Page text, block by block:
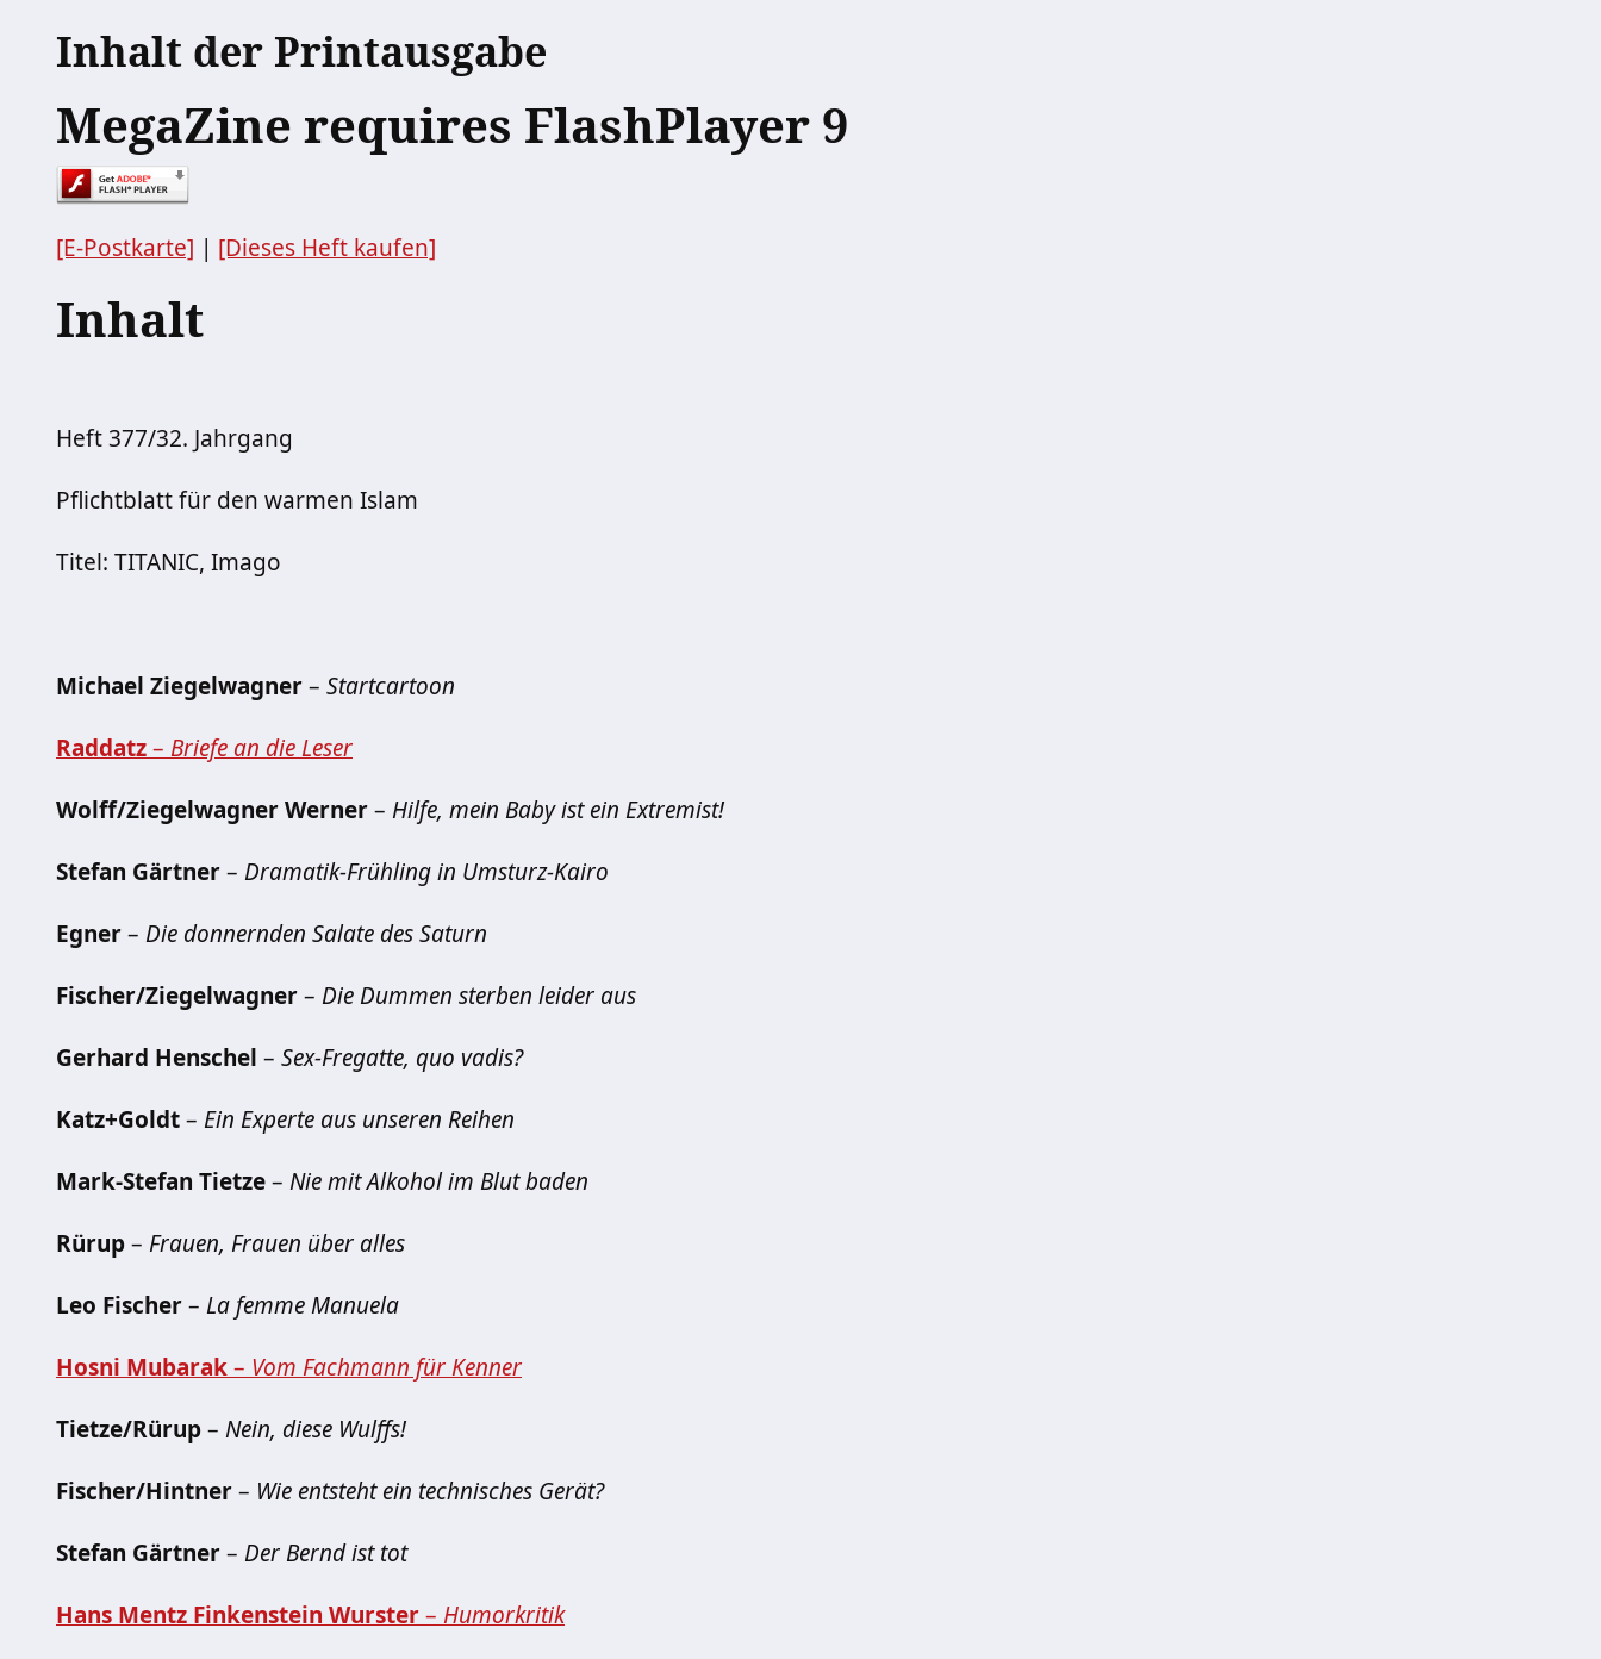
Inhalt der Printausgabe
MegaZine requires FlashPlayer 9
[E-Postkarte] | [Dieses Heft kaufen]
Inhalt
Heft 377/32. Jahrgang
Pflichtblatt für den warmen Islam
Titel: TITANIC, Imago
Michael Ziegelwagner– Startcartoon
Raddatz– Briefe an die Leser
Wolff/Ziegelwagner Werner– Hilfe, mein Baby ist ein Extremist!
Stefan Gärtner– Dramatik-Frühling in Umsturz-Kairo
Egner– Die donnernden Salate des Saturn
Fischer/Ziegelwagner– Die Dummen sterben leider aus
Gerhard Henschel – Sex-Fregatte, quo vadis?
Katz+Goldt– Ein Experte aus unseren Reihen
Mark-Stefan Tietze– Nie mit Alkohol im Blut baden
Rürup– Frauen, Frauen über alles
Leo Fischer– La femme Manuela
Hosni Mubarak– Vom Fachmann für Kenner
Tietze/Rürup– Nein, diese Wulffs!
Fischer/Hintner– Wie entsteht ein technisches Gerät?
Stefan Gärtner– Der Bernd ist tot
Hans Mentz Finkenstein Wurster– Humorkritik